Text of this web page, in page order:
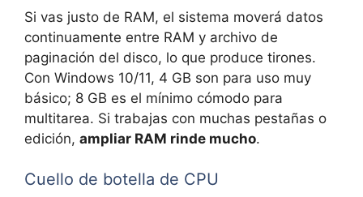
Si vas justo de RAM, el sistema moverá datos
continuamente entre RAM y archivo de
paginación del disco, lo que produce tirones.
Con Windows 10/11, 4 GB son para uso muy
básico; 8 GB es el mínimo cómodo para
multitarea. Si trabajas con muchas pestañas o
edición, ampliar RAM rinde mucho.
Cuello de botella de CPU